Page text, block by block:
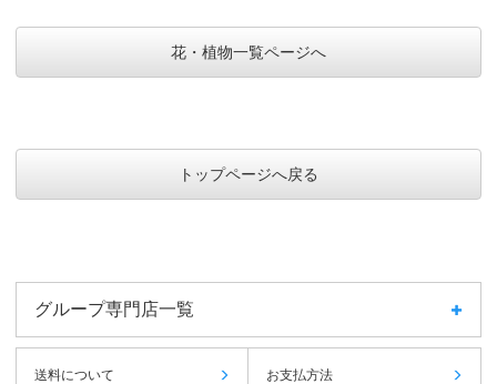
花・植物一覧ページへ
トップページへ戻る
グループ専門店一覧
送料について お支払方法